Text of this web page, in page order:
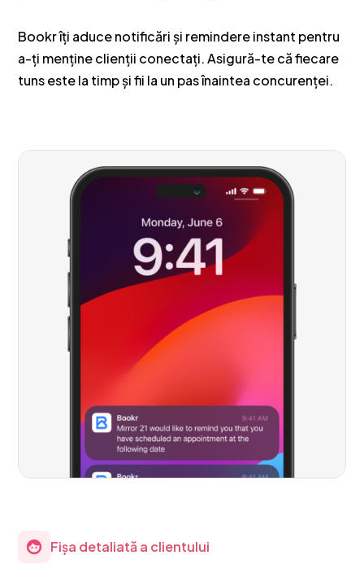
Bookr îți aduce notificări și remindere instant pentru
a-ți menține clienții conectați. Asigură-te că fiecare
tuns este la timp și fii la un pas înaintea concurenței.
Fișa detaliată a clientului